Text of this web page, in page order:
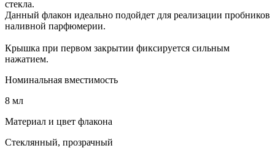
стекла.
Данный флакон идеально подойдет для реализации пробников
наливной парфюмерии.
Крышка при первом закрытии фиксируется сильным
нажатием.
Номинальная вместимость
8 мл
Материал и цвет флакона
Стеклянный, прозрачный